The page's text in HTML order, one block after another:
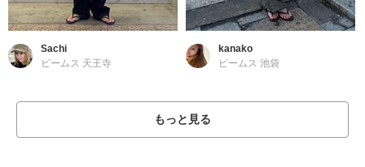
Sachi
ビームス 天王寺
kanako
ビームス 池袋
もっと見る